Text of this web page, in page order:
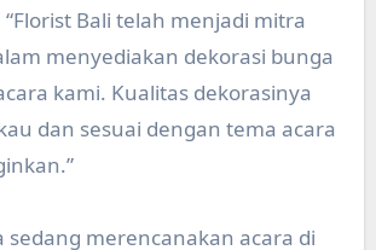
Bali telah menjadi mitra
menyediakan dekorasi bunga
kami. Kualitas dekorasinya
dan sesuai dengan tema acara
sedang merencanakan acara di